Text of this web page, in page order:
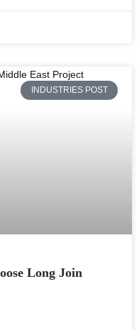
INDUSTRIES POST
Long Join